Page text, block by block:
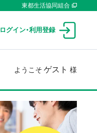
東都生活協同組合
ログイン・利用登録
ようこそ ゲスト 様